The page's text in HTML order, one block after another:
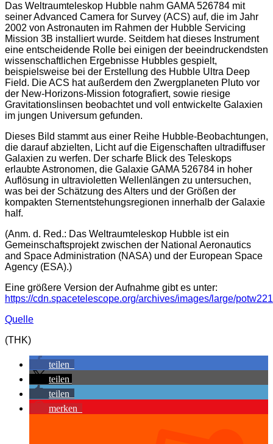
Das Weltraumteleskop Hubble nahm GAMA 526784 mit
seiner Advanced Camera for Survey (ACS) auf, die im Jahr
2002 von Astronauten im Rahmen der Hubble Servicing
Mission 3B installiert wurde. Seitdem hat dieses Instrument
eine entscheidende Rolle bei einigen der beeindruckendsten
wissenschaftlichen Ergebnisse Hubbles gespielt,
beispielsweise bei der Erstellung des Hubble Ultra Deep
Field. Die ACS hat außerdem den Zwergplaneten Pluto vor
der New-Horizons-Mission fotografiert, sowie riesige
Gravitationslinsen beobachtet und voll entwickelte Galaxien
im jungen Universum gefunden.
Dieses Bild stammt aus einer Reihe Hubble-Beobachtungen,
die darauf abzielten, Licht auf die Eigenschaften ultradiffuser
Galaxien zu werfen. Der scharfe Blick des Teleskops
erlaubte Astronomen, die Galaxie GAMA 526784 in hoher
Auflösung in ultravioletten Wellenlängen zu untersuchen,
was bei der Schätzung des Alters und der Größen der
kompakten Sternentstehungsregionen innerhalb der Galaxie
half.
(Anm. d. Red.: Das Weltraumteleskop Hubble ist ein
Gemeinschaftsprojekt zwischen der National Aeronautics
and Space Administration (NASA) und der European Space
Agency (ESA).)
Eine größere Version der Aufnahme gibt es unter:
https://cdn.spacetelescope.org/archives/images/large/
Quelle
(THK)
teilen
teilen
teilen
merken